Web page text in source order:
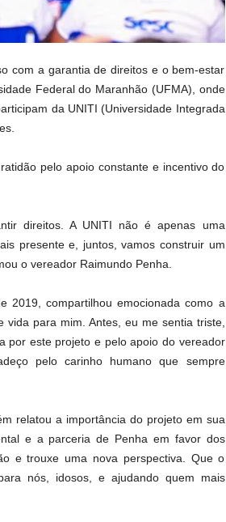
com a garantia de direitos e o bem-estar
Federal do Maranhão (UFMA), onde
da UNITI (Universidade Integrada
pelo apoio constante e incentivo do
direitos. A UNITI não é apenas uma
presente e, juntos, vamos construir um
o vereador Raimundo Penha.
2019, compartilhou emocionada como a
vida para mim. Antes, eu me sentia triste,
por este projeto e pelo apoio do vereador
pelo carinho humano que sempre
relatou a importância do projeto em sua
e a parceria de Penha em favor dos
e trouxe uma nova perspectiva. Que o
nós, idosos, e ajudando quem mais